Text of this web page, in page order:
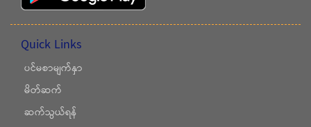
Quick Links
ပင်မစာမျက်နှာ
မိတ်ဆက်
ဆက်သွယ်ရန်